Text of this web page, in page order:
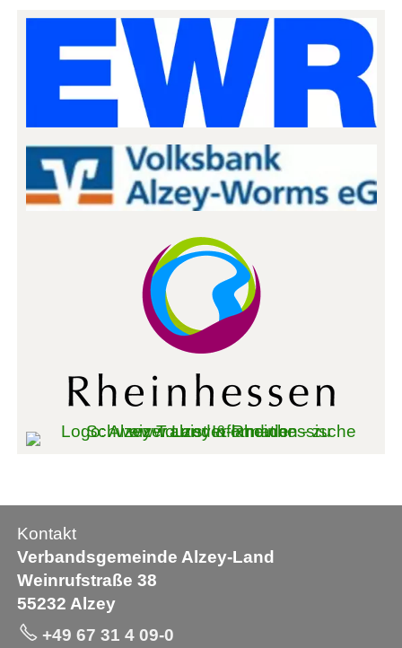
Kontakt
Verbandsgemeinde Alzey-Land
Weinrufstraße 38
55232 Alzey
+49 67 31 4 09-0